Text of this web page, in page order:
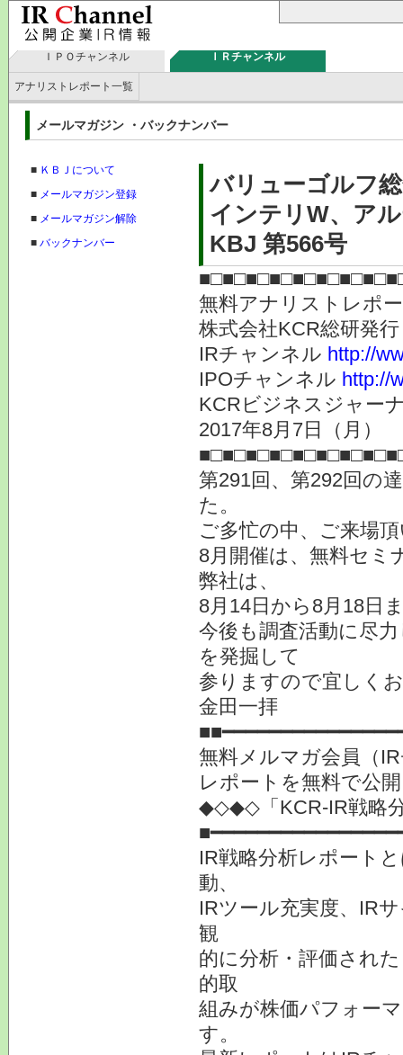
ＩＰＯチャンネル ＩＲチャンネル
アナリストレポート一覧
メールマガジン ・バックナンバー
■ ＫＢＪについて
■ メールマガジン登録
■ メールマガジン解除
■ バックナンバー
バリューゴルフ
インテリW、ア
KBJ 第566号
無料アナリストレポ
株式会社
IRチャンネル http://
IPOチャンネル http://
KCRビジネスジャー
2017年8月7日（
第291回、第292回の
た。
ご多忙の中、ご来場
8月開催は、無料セミ
弊社は、
8月14日から8月18日
今後も調査活動に尽
を発掘して
参りますので宜しく
金田一拝
無料メルマガ会員（
レポートを無料で
◆◇◆◇「KCR-IR戦
IR戦略分析レポート
動、
IRツール充実度、IR
観
的に分析・評価され
的取
組みが株価パフォー
す。